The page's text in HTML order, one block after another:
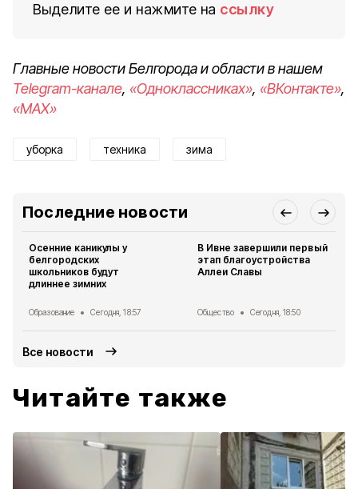
Выделите ее и нажмите на ссылку
Главные новости Белгорода и области в нашем
Telegram-канале, «Одноклассниках», «ВКонтакте»,
«MAX»
уборка техника зима
Последние новости
Осенние каникулы у
белгородских
школьников будут
длиннее зимних
Образование Сегодня, 18:57
В Ивне завершили первый
этап благоустройства
Аллеи Славы
Общество Сегодня, 18:50
Все новости
Читайте также